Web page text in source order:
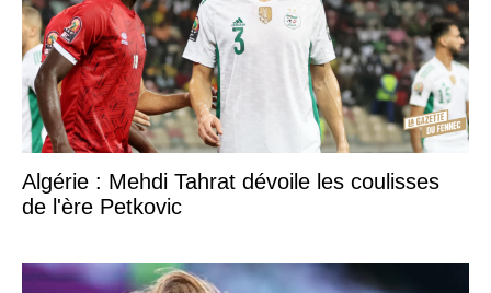
Algérie : Mehdi Tahrat dévoile les coulisses
de l'ère Petkovic